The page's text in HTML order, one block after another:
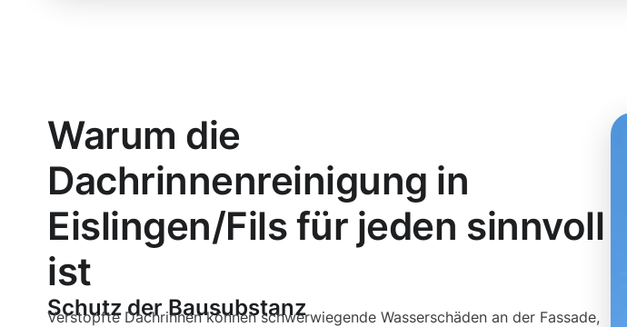
Warum die
Dachrinnenreinigung in
Eislingen/Fils für jeden sinnvoll
ist
Schutz der Bausubstanz
Verstopfte Dachrinnen können schwerwiegende Wasserschäden an der Fassade,